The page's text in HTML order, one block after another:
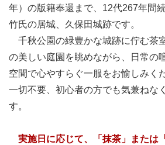
年）の版籍奉還まで、12代267年間
竹氏の居城、久保田城跡です。
千秋公園の緑豊かな城跡に佇む茶
の美しい庭園を眺めながら、日常の
空間で心やすらぐ一服をお愉しみく
一切不要、初心者の方でも気兼ねな
す。
実施日に応じて、「抹茶」または